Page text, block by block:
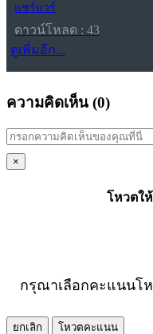
แชร์แวร์
ดาวน์โหลด : 43
ดูเพิ่มอีก...
ความคิดเห็น (0)
×
โหวตใ
กรุณาเลือกคะแนนโ
ยกเลิก
โหวตคะแนน